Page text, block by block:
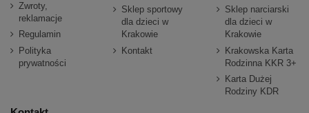
Zwroty,
reklamacje
Regulamin
Polityka
prywatności
Sklep sportowy
dla dzieci w
Krakowie
Kontakt
Sklep narciarski
dla dzieci w
Krakowie
Krakowska Karta
Rodzinna KKR 3+
Karta Dużej
Rodziny KDR